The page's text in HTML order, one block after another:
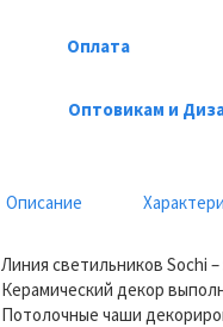
Оплата
Оптовикам и
Описание
Линия светильников Sochi
Керамический декор
Потолочные чаши